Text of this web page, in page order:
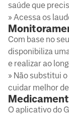
saúde que
» Acessa os
Com base no
disponibiliza
e realizar ao
» Não substitui
cuidar melhor
O aplicativo do